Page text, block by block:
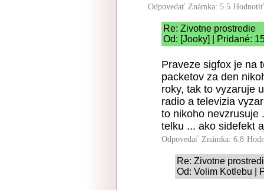
Odpovedať Známka: 5.5
Re: Zivotne prostredie
Od: [Jooky] | Pridané:
Praveze sigfox je na
packetov za den
roky, tak to vyzaruje
radio a televizia
to nikoho nevzrusuje
telku ... ako sidefekt
Odpovedať Známka: 6.8
Re: Zivotne
Od: Volim Kotlebu |